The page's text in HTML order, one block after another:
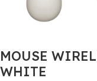
MOUSE
WHITE